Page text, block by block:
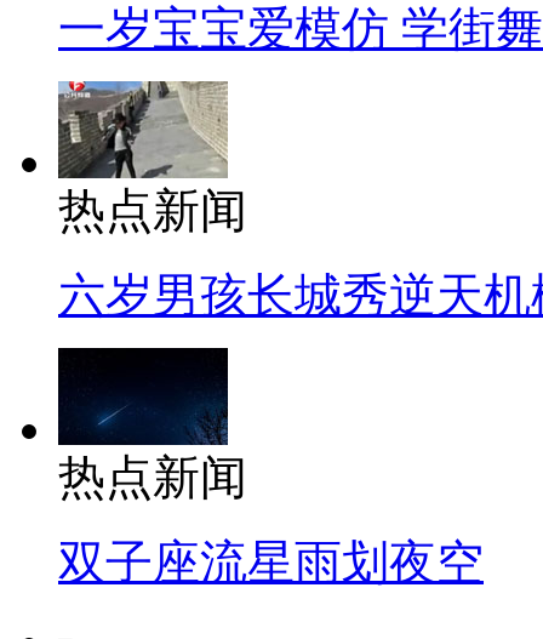
一岁宝宝爱模仿 学街
热点新闻
六岁男孩长城秀逆天机
热点新闻
双子座流星雨划夜空